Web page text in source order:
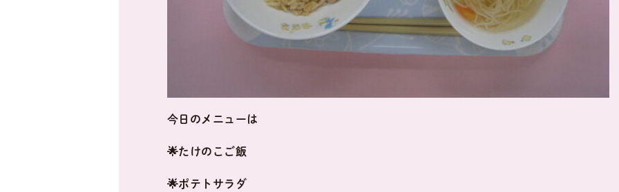
今日のメニューは
🌟たけのこご飯
🌟ポテトサラダ